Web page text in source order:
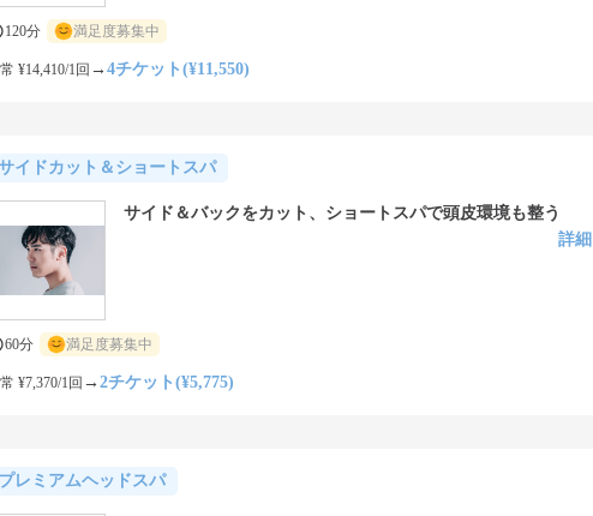
120分 満足度募集中
¥14,410/1回 → 4チケット(¥11,550)
イドカット＆ショートスパ
サイド＆バックをカット、ショートスパで頭皮環境も整う
詳細
60分 満足度募集中
¥7,370/1回 → 2チケット(¥5,775)
レミアムヘッドスパ